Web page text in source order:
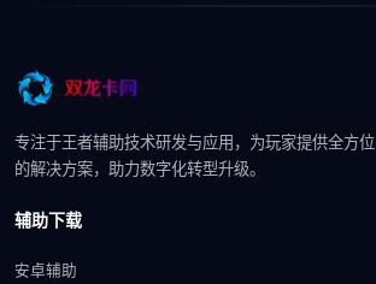
专注于王者辅助技术研发与应用，为玩家提供全方位
的解决方案，助力数字化转型升级。
辅助下载
安卓辅助